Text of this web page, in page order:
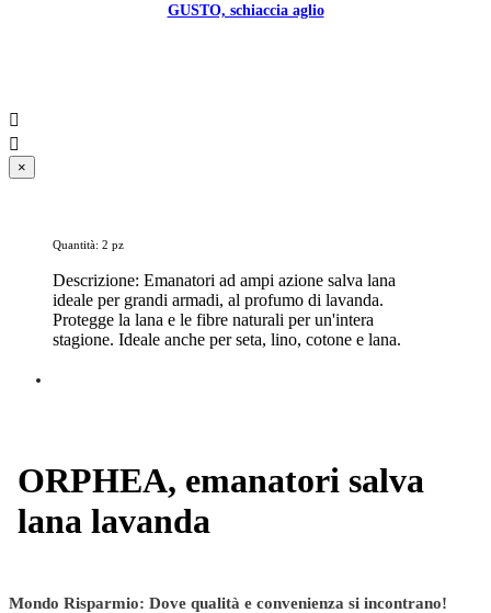
GUSTO, schiaccia aglio


×
Quantità: 2 pz
Descrizione: Emanatori ad ampi azione salva lana
ideale per grandi armadi, al profumo di lavanda.
Protegge la lana e le fibre naturali per un'intera
stagione. Ideale anche per seta, lino, cotone e lana.
ORPHEA, emanatori salva
lana lavanda
Mondo Risparmio: Dove qualità e convenienza si incontrano!